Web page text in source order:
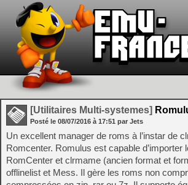
[Utilitaires Multi-systemes]
Posté le 08/07/2016 à 17:51 par Jets
Un excellent manager de roms à l’instar de
Romcenter. Romulus est capable d’importer
RomCenter et clrmame (ancien format et
offlinelist et Mess. Il gère les roms non